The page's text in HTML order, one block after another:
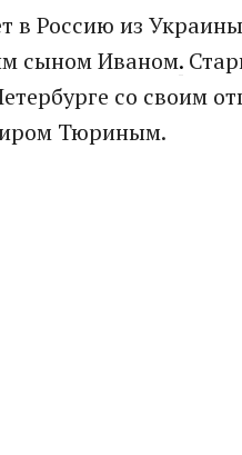
в Россию из
сыном Иваном.
со своим
Тюриным.